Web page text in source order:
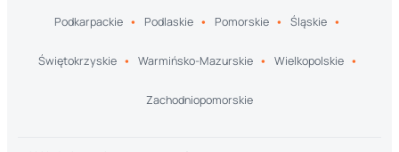
Podkarpackie Podlaskie Pomorskie Śląskie
Świętokrzyskie Warmińsko-Mazurskie Wielkopolskie
Zachodniopomorskie